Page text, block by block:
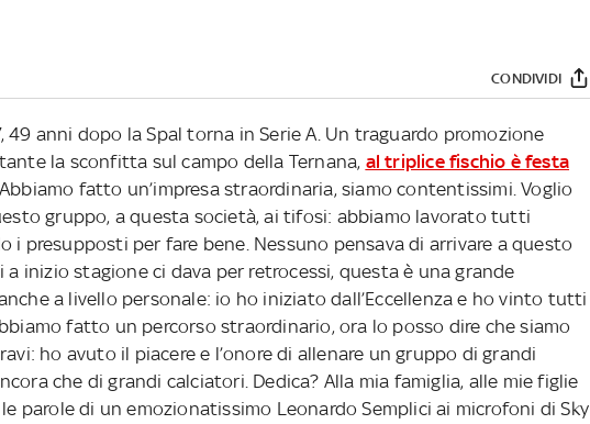
CONDIVIDI
49 anni dopo la Spal torna in Serie A. Un traguardo promozione
la sconfitta sul campo della Ternana, al triplice fischio è festa
fatto un’impresa straordinaria, siamo contentissimi. Voglio
gruppo, a questa società, ai tifosi: abbiamo lavorato tutti
i presupposti per fare bene. Nessuno pensava di arrivare a questo
a inizio stagione ci dava per retrocessi, questa è una grande
a livello personale: io ho iniziato dall’Eccellenza e ho vinto tutti
fatto un percorso straordinario, ora lo posso dire che siamo
ho avuto il piacere e l’onore di allenare un gruppo di grandi
che di grandi calciatori. Dedica? Alla mia famiglia, alle mie figlie
parole di un emozionatissimo Leonardo Semplici ai microfoni di Sky